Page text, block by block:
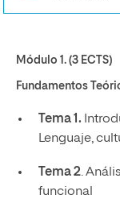
Módulo 1. (3 ECTS)
Fundamentos
Tema 1.
Lenguaje,
Tema 2.
funcional